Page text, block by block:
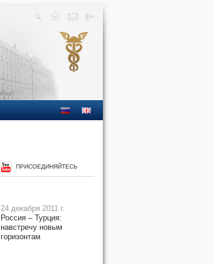
ПРИСОЕДИНЯЙТЕСЬ
24 декабря 2011 г.
Россия – Турция:
навстречу новым
горизонтам